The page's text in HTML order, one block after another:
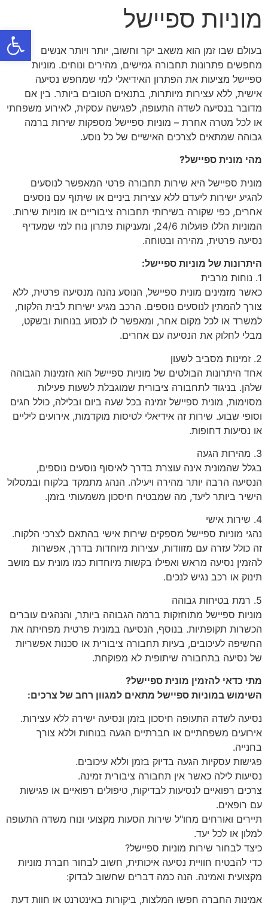
מוניות ספיישל
בעולם שבו זמן הוא משאב יקר וחשוב, יותר ויותר אנשים
מחפשים פתרונות תחבורה גמישים, מהירים ונוחים. מוניות
ספיישל מציעות את הפתרון האידיאלי למי שמחפש נסיעה
אישית, ללא עצירות מיותרות, בתנאים הטובים ביותר. בין אם
מדובר בנסיעה לשדה התעופה, לפגישה עסקית, לאירוע משפחתי
או לכל מטרה אחרת – מוניות ספיישל מספקות שירות ברמה
גבוהה שמתאים לצרכים האישיים של כל נוסע.
מהי מונית ספיישל?
מונית ספיישל היא שירות תחבורה פרטי המאפשר לנוסעים
להגיע ישירות ליעדם ללא עצירות ביניים או שיתוף עם נוסעים
אחרים, כפי שקורה בשירותי תחבורה ציבוריים או מוניות שירות.
המוניות הללו פועלות 24/6, ומעניקות פתרון נוח למי שמעדיף
נסיעה פרטית, מהירה ובטוחה.
היתרונות של מוניות ספיישל:
1. נוחות מרבית
כאשר מזמינים מונית ספיישל, הנוסע נהנה מנסיעה פרטית, ללא
צורך להמתין לנוסעים נוספים. הרכב מגיע ישירות לבית הלקוח,
למשרד או לכל מקום אחר, ומאפשר לו לנסוע בנוחות ובשקט,
מבלי לחלוק את הנסיעה עם אחרים.
2. זמינות מסביב לשעון
אחד היתרונות הבולטים של מוניות ספיישל הוא הזמינות הגבוהה
שלהן. בניגוד לתחבורה ציבורית שמוגבלת לשעות פעילות
מסוימות, מונית ספיישל זמינה בכל שעה ביום ובלילה, כולל חגים
וסופי שבוע. שירות זה אידיאלי לטיסות מוקדמות, אירועים ליליים
או נסיעות דחופות.
3. מהירות הגעה
בגלל שהמונית אינה עוצרת בדרך לאיסוף נוסעים נוספים,
הנסיעה הרבה יותר מהירה ויעילה. הנהג מתמקד בלקוח ובמסלול
הישיר ביותר ליעד, מה שמבטיח חיסכון משמעותי בזמן.
4. שירות אישי
נהגי מוניות ספיישל מספקים שירות אישי בהתאם לצרכי הלקוח.
זה כולל עזרה עם מזוודות, עצירות מיוחדות בדרך, אפשרות
להזמין נסיעה מראש ואפילו בקשות מיוחדות כמו מונית עם מושב
תינוק או רכב נגיש לנכים.
5. רמת בטיחות גבוהה
מוניות ספיישל מתוחזקות ברמה הגבוהה ביותר, והנהגים עוברים
הכשרות תקופתיות. בנוסף, הנסיעה במונית פרטית מפחיתה את
החשיפה לעיכובים, בעיות תחבורה ציבורית או סכנות אפשריות
של נסיעה בתחבורה שיתופית לא מפוקחת.
מתי כדאי להזמין מונית ספיישל?
השימוש במוניות ספיישל מתאים למגוון רחב של צרכים:
נסיעה לשדה התעופה חיסכון בזמן ונסיעה ישירה ללא עצירות.
אירועים משפחתיים או חברתיים הגעה בנוחות וללא צורך
בחנייה.
פגישות עסקיות הגעה בדיוק בזמן וללא עיכובים.
נסיעות לילה כאשר אין תחבורה ציבורית זמינה.
צרכים רפואיים לנסיעות לבדיקות, טיפולים רפואיים או פגישות
עם רופאים.
תיירים ואורחים מחו"ל שירות הסעות מקצועי ונוח משדה התעופה
למלון או לכל יעד.
כיצד לבחור שירות מוניות ספיישל?
כדי להבטיח חוויית נסיעה איכותית, חשוב לבחור חברת מוניות
מקצועית ואמינה. הנה כמה דברים שחשוב לבדוק:
אמינות החברה חפשו המלצות, ביקורות באינטרנט או חוות דעת